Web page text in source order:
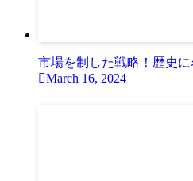
市場を制した戦略！歴史
March 16, 2024